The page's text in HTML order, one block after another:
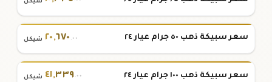
سعر سبيكة ذهب ٥٠ جرام عيار ٢٤ ٢٠,٦٧٠ .٠٠ شيكل
سعر سبيكة ذهب ١٠٠ جرام عيار ٢٤ ٤١,٣٣٩.٠٠ شيكل